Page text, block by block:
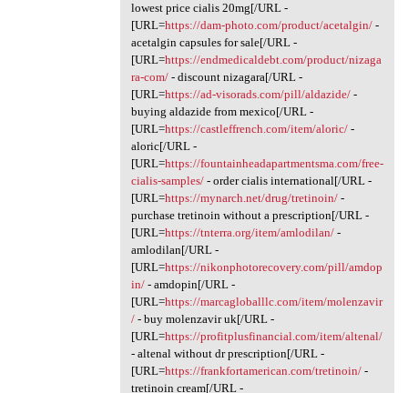
lowest price cialis 20mg[/URL -
[URL=https://dam-photo.com/product/acetalgin/-
acetalgin capsules for sale[/URL -
[URL=https://endmedicaldebt.com/product/nizaga
ra-com/- discount nizagara[/URL -
[URL=https://ad-visorads.com/pill/aldazide/-
buying aldazide from mexico[/URL -
[URL=https://castleffrench.com/item/aloric/-
aloric[/URL -
[URL=https://fountainheadapartmentsma.com/free-
cialis-samples/- order cialis international[/URL -
[URL=https://mynarch.net/drug/tretinoin/-
purchase tretinoin without a prescription[/URL -
[URL=https://tnterra.org/item/amlodilan/-
amlodilan[/URL -
[URL=https://nikonphotorecovery.com/pill/amdop
in/- amdopin[/URL -
[URL=https://marcagloballlc.com/item/molenzavir
/- buy molenzavir uk[/URL -
[URL=https://profitplusfinancial.com/item/altenal/
- altenal without dr prescription[/URL -
[URL=https://frankfortamerican.com/tretinoin/-
tretinoin cream[/URL -